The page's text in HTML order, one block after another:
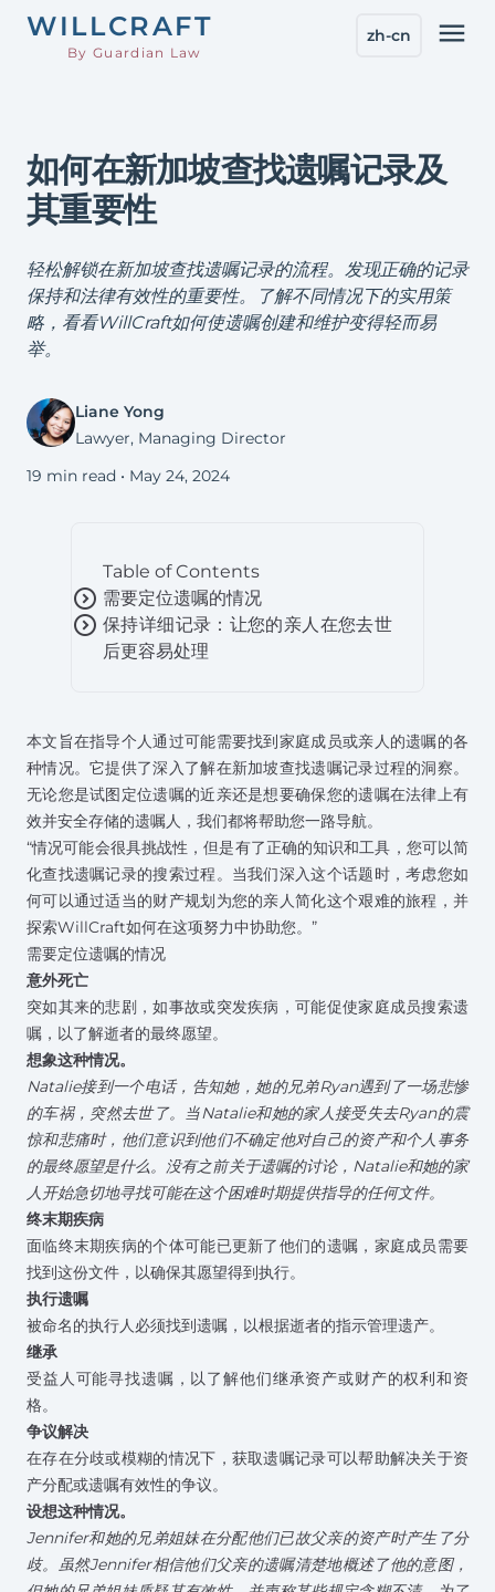
WILLCRAFT
By Guardian Law
zh-cn menu
如何在新加坡查找遗嘱记录及
其重要性
轻松解锁在新加坡查找遗嘱记录的流程。发现正确的记录
保持和法律有效性的重要性。了解不同情况下的实用策
略，看看WillCraft如何使遗嘱创建和维护变得轻而易
举。
Liane Yong
Lawyer, Managing Director
19 min read • May 24, 2024
Table of Contents
expand_circle_right 需要定位遗嘱的情况
expand_circle_right 保持详细记录：让您的亲人在您去世
后更容易处理
本文旨在指导个人通过可能需要找到家庭成员或亲人的遗嘱的各
种情况。它提供了深入了解在新加坡查找遗嘱记录过程的洞察。
无论您是试图定位遗嘱的近亲还是想要确保您的遗嘱在法律上有
效并安全存储的遗嘱人，我们都将帮助您一路导航。
“情况可能会很具挑战性，但是有了正确的知识和工具，您可以简
化查找遗嘱记录的搜索过程。当我们深入这个话题时，考虑您如
何可以通过适当的财产规划为您的亲人简化这个艰难的旅程，并
探索WillCraft如何在这项努力中协助您。”
需要定位遗嘱的情况
意外死亡
突如其来的悲剧，如事故或突发疾病，可能促使家庭成员搜索遗
嘱，以了解逝者的最终愿望。
想象这种情况。
Natalie接到一个电话，告知她，她的兄弟Ryan遇到了一场悲惨
的车祸，突然去世了。当Natalie和她的家人接受失去Ryan的震
惊和悲痛时，他们意识到他们不确定他对自己的资产和个人事务
的最终愿望是什么。没有之前关于遗嘱的讨论，Natalie和她的家
人开始急切地寻找可能在这个困难时期提供指导的任何文件。
终末期疾病
面临终末期疾病的个体可能已更新了他们的遗嘱，家庭成员需要
找到这份文件，以确保其愿望得到执行。
执行遗嘱
被命名的执行人必须找到遗嘱，以根据逝者的指示管理遗产。
继承
受益人可能寻找遗嘱，以了解他们继承资产或财产的权利和资
格。
争议解决
在存在分歧或模糊的情况下，获取遗嘱记录可以帮助解决关于资
产分配或遗嘱有效性的争议。
设想这种情况。
Jennifer和她的兄弟姐妹在分配他们已故父亲的资产时产生了分
歧。虽然Jennifer相信他们父亲的遗嘱清楚地概述了他的意图，